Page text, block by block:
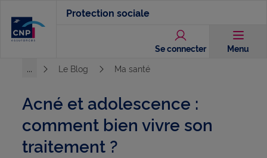
contenu
Protection sociale
Se connecter Menu
...
Le Blog Ma santé
Acné et adolescence :
comment bien vivre son
traitement ?